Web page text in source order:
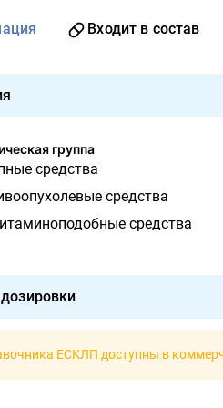
Входит в состав
группа
средства
средства
средства
ЕСКЛП доступны в